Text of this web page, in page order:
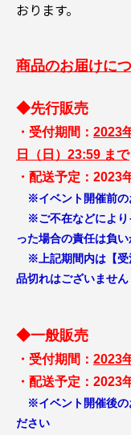
おります。
商品のお届けに
◆先行販売
・受付期間： 2023
日（日）23:59 まで
・配送予定：2023
※イベント開催前の
※ご不在などにより
った場合の責任は負
※上記期間内は【受
品切れはございません
◆一般販売
・受付期間： 2023
・配送予定：2023
※イベント開催後の
ださい